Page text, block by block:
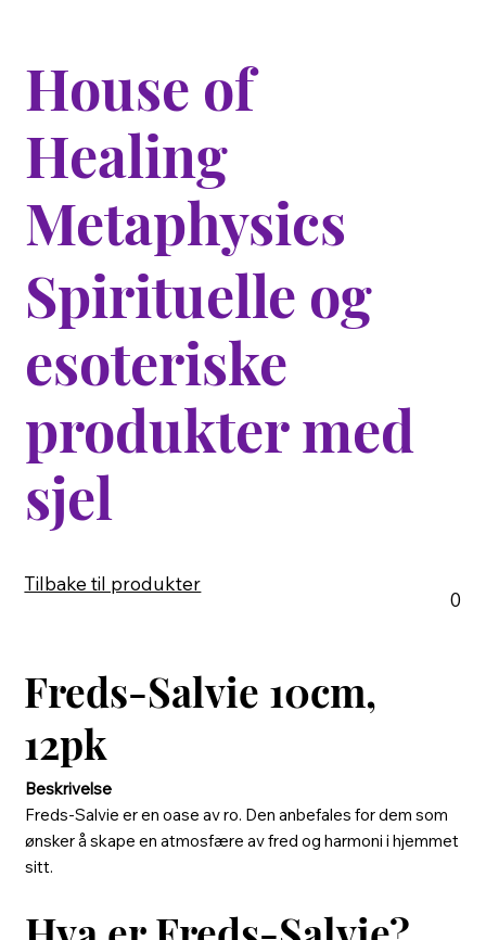
House of
Healing
Metaphysics
Spirituelle og
esoteriske
produkter med
sjel
Tilbake til produkter
0
Freds-Salvie 10cm,
12pk
Beskrivelse
Freds-Salvie er en oase av ro. Den anbefales for dem som
ønsker å skape en atmosfære av fred og harmoni i hjemmet
sitt.